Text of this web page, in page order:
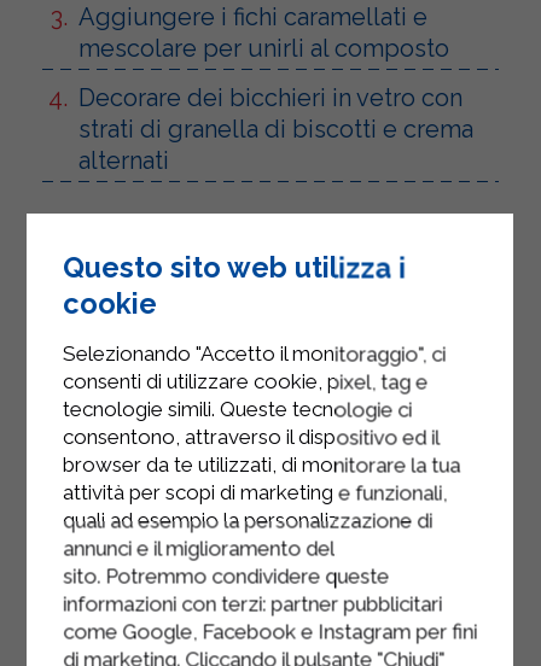
Aggiungere i fichi caramellati e
mescolare per unirli al composto
Decorare dei bicchieri in vetro con
strati di granella di biscotti e crema
alternati
Questo sito web utilizza i
cookie
Selezionando "Accetto il monitoraggio", ci
consenti di utilizzare cookie, pixel, tag e
tecnologie simili. Queste tecnologie ci
consentono, attraverso il dispositivo ed il
browser da te utilizzati, di monitorare la tua
attività per scopi di marketing e funzionali,
quali ad esempio la personalizzazione di
annunci e il miglioramento del
sito. Potremmo condividere queste
informazioni con terzi: partner pubblicitari
come Google, Facebook e Instagram per fini
di marketing. Cliccando il pulsante "Chiudi"